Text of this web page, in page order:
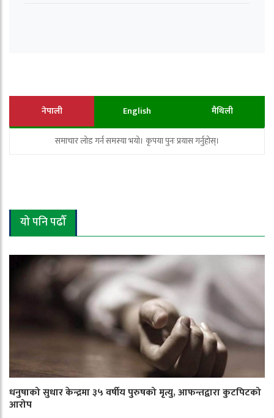
नेपाली English मैथिली
समाचार लोड गर्न समस्या भयो। कृपया पुनः प्रयास गर्नुहोस्।
यो पनि पढौँ
धनुषाको सुधार केन्द्रमा ३५ वर्षीय पुरुषको मृत्यु, आफन्तद्वारा कुटपिटको
आरोप